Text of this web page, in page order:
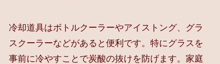
冷却道具はボトルクーラーやアイストング、グラ
スクーラーなどがあると便利です。特にグラスを
事前に冷やすことで炭酸の抜けを防げます。家庭